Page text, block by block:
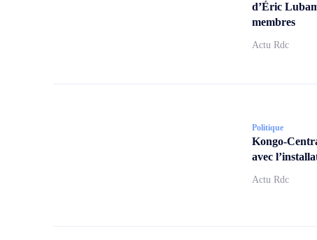
d’Éric
membres
Actu Rdc
Politique
Kongo-
avec
Actu Rdc